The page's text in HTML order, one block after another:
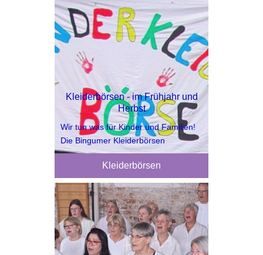
Kleiderbörsen - im Frühjahr und
Herbst
Wir tun was für Kinder und Familien!
Die Bingumer Kleiderbörsen
Kleiderbörsen